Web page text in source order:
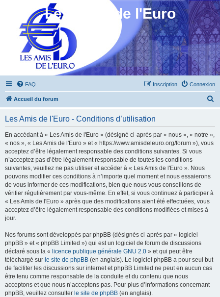
Les Amis de l'Euro
FAQ Connexion
Inscription
Accueil du forum
Les Amis de l'Euro - Conditions d’utilisation
En accédant à « Les Amis de l'Euro » (désigné ci-après par « nous », « notre »,
« nos », « Les Amis de l'Euro » et « https://www.amisdeleuro.org/forum »), vous
acceptez d’être légalement responsable des conditions suivantes. Si vous
n’acceptez pas d’être légalement responsable de toutes les conditions
suivantes, veuillez ne pas utiliser et accéder à « Les Amis de l'Euro ». Nous
pouvons modifier ces conditions à n’importe quel moment et nous essaierons
de vous informer de ces modifications, bien que nous vous conseillons de
vérifier régulièrement par vous-même. En effet, si vous continuez à participer à
« Les Amis de l'Euro » après que des modifications aient été effectuées, vous
acceptez d’être légalement responsable des conditions modifiées et mises à
jour.
Nos forums sont développés par phpBB (désignés ci-après par « logiciel
phpBB » et « phpBB Limited ») qui est un logiciel de forum de discussions
déclaré sous la « licence publique générale GNU 2.0 » et qui peut être
téléchargé sur le site de phpBB (en anglais). Le logiciel phpBB a pour seul but
de faciliter les discussions sur internet et phpBB Limited ne peut en aucun cas
être tenu comme responsable de la conduite et du contenu que nous
acceptons et que nous n’acceptons pas. Pour plus d’informations concernant
phpBB, veuillez consulter le site de phpBB (en anglais).